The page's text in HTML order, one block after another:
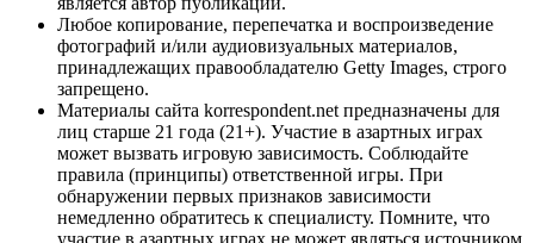
Любое копирование, перепечатка и воспроизведение
фотографий и/или аудиовизуальных материалов,
принадлежащих правообладателю Getty Images, строго
запрещено.
Материалы сайта korrespondent.net предназначены для
лиц старше 21 года (21+). Участие в азартных играх
может вызвать игровую зависимость. Соблюдайте
правила (принципы) ответственной игры. При
обнаружении первых признаков зависимости
немедленно обратитесь к специалисту. Помните, что
участие в азартных играх не может являться источником